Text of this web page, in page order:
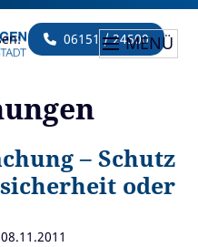
06151 / 24500MENÜ
– Schutz
oder